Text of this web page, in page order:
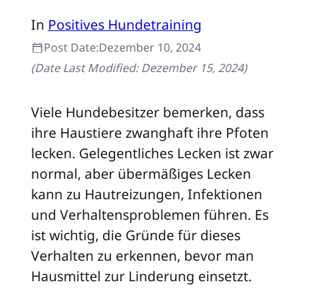
In Positives Hundetraining
Post Date:Dezember 10, 2024
(Date Last Modified:Dezember 15, 2024)
Viele Hundebesitzer bemerken, dass
ihre Haustiere zwanghaft ihre Pfoten
lecken. Gelegentliches Lecken ist zwar
normal, aber übermäßiges Lecken
kann zu Hautreizungen, Infektionen
und Verhaltensproblemen führen. Es
ist wichtig, die Gründe für dieses
Verhalten zu erkennen, bevor man
Hausmittel zur Linderung einsetzt.